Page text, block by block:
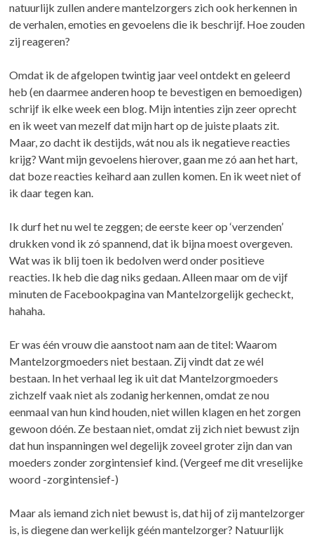
natuurlijk zullen andere mantelzorgers zich ook herkennen in
de verhalen, emoties en gevoelens die ik beschrijf. Hoe zouden
zij reageren?
Omdat ik de afgelopen twintig jaar veel ontdekt en geleerd
heb (en daarmee anderen hoop te bevestigen en bemoedigen)
schrijf ik elke week een blog. Mijn intenties zijn zeer oprecht
en ik weet van mezelf dat mijn hart op de juiste plaats zit.
Maar, zo dacht ik destijds, wát nou als ik negatieve reacties
krijg? Want mijn gevoelens hierover, gaan me zó aan het hart,
dat boze reacties keihard aan zullen komen. En ik weet niet of
ik daar tegen kan.
Ik durf het nu wel te zeggen; de eerste keer op ‘verzenden’
drukken vond ik zó spannend, dat ik bijna moest overgeven.
Wat was ik blij toen ik bedolven werd onder positieve
reacties. Ik heb die dag niks gedaan. Alleen maar om de vijf
minuten de Facebookpagina van Mantelzorgelijk gecheckt,
hahaha.
Er was één vrouw die aanstoot nam aan de titel: Waarom
Mantelzorgmoeders niet bestaan. Zij vindt dat ze wél
bestaan. In het verhaal leg ik uit dat Mantelzorgmoeders
zichzelf vaak niet als zodanig herkennen, omdat ze nou
eenmaal van hun kind houden, niet willen klagen en het zorgen
gewoon dóén. Ze bestaan niet, omdat zij zich niet bewust zijn
dat hun inspanningen wel degelijk zoveel groter zijn dan van
moeders zonder zorgintensief kind. (Vergeef me dit vreselijke
woord -zorgintensief-)
Maar als iemand zich niet bewust is, dat hij of zij mantelzorger
is, is diegene dan werkelijk géén mantelzorger? Natuurlijk